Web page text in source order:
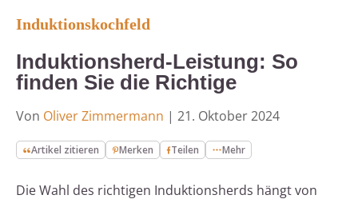
Induktionskochfeld
Induktionsherd-Leistung: So
finden Sie die Richtige
Von Oliver Zimmermann | 21. Oktober 2024
Artikel zitieren Merken Teilen Mehr
Die Wahl des richtigen Induktionsherds hängt von